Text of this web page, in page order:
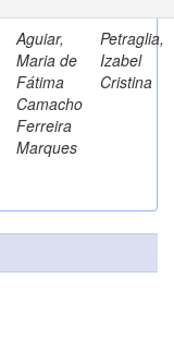
Aguiar,
Maria de
Fátima
Camacho
Ferreira
Marques
Petraglia,
Izabel
Cristina